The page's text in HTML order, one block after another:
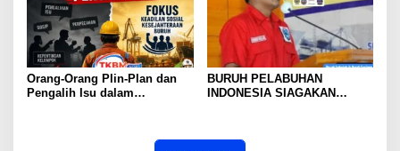
Orang-Orang Plin-Plan dan
Pengalih Isu dalam
BURUH PELABUHAN
INDONESIA SIAGAKAN